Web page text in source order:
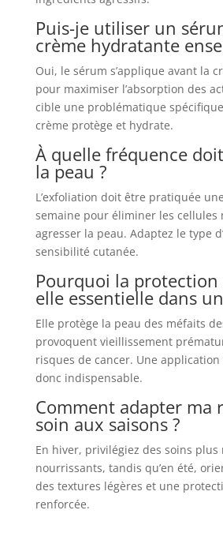
Puis-je utiliser un
crème hydratante
Oui, le sérum s’applique avant la
pour maximiser l’absorption des
cible une problématique
crème protège et hydrate.
À quelle fréquence
la peau ?
L’exfoliation doit être pratiquée
semaine pour éliminer les cellules
agresser la peau. Adaptez le type
sensibilité cutanée.
Pourquoi la protection
elle essentielle dans
Elle protège la peau des méfaits
provoquent vieillissement
risques de cancer. Une
donc indispensable.
Comment adapter ma
soin aux saisons ?
En hiver, privilégiez des soins plus
nourrissants, tandis qu’en été,
des textures légères et une
renforcée.